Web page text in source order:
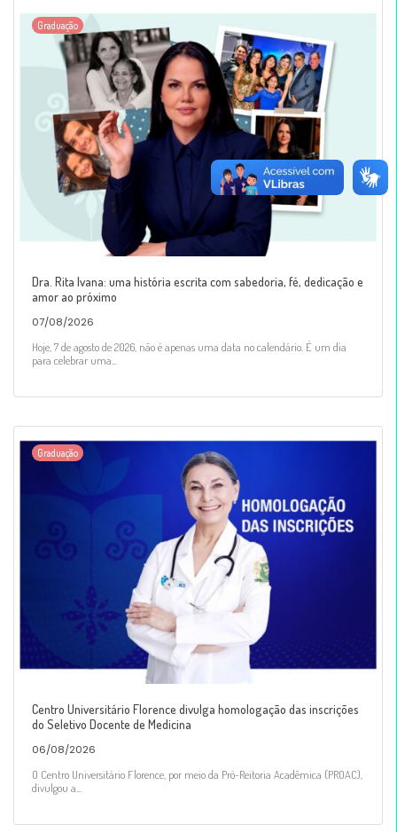
Graduação
Dra. Rita Ivana: uma história escrita com sabedoria, fé, dedicação e
amor ao próximo
07/08/2026
Hoje, 7 de agosto de 2026, não é apenas uma data no calendário. É um dia
para celebrar uma...
Graduação
Centro Universitário Florence divulga homologação das inscrições
do Seletivo Docente de Medicina
06/08/2026
O Centro Universitário Florence, por meio da Pró-Reitoria Acadêmica (PROAC),
divulgou a...